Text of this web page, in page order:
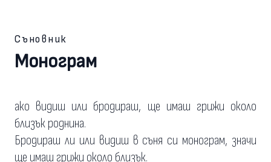
Съновник
Монограм
ако видиш или бродираш, ще имаш грижи около
близък роднина.
Бродираш ли или видиш в съня си монограм, значи
ще имаш грижи около близък.